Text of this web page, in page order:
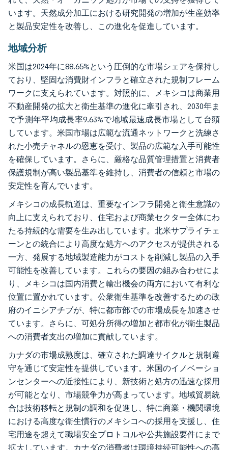
います。天然成分加工における研究開発の増加が生産効率
と製品安定性を改善し、この進化を促進しています。
地域分析
米国は2024年に88.65%という圧倒的な市場シェアを保持し
ており、堅固な消費財インフラと確立された規制フレーム
ワークに支えられています。対照的に、メキシコは商業用
不動産開発の拡大と衛生基準の進化に牽引され、2030年ま
で予測年平均成長率9.63%で地域最速成長市場として台頭
しています。米国市場は広範な流通ネットワークと洗練さ
れた小売チャネルの恩恵を受け、製品の広範な入手可能性
を確保しています。さらに、厳格な品質管理措置と消費者
保護規制が高い製品基準を維持し、消費者の信頼と市場の
安定性を育んでいます。
メキシコの成長軌道は、重要なインフラ開発と衛生意識の
向上に支えられており、住宅および商業セクター全体にわ
たる持続的な需要を生み出しています。北米サプライチェ
ーンとの統合により高度な処方へのアクセスが提供される
一方、発展する地域製造能力がコストを削減し製品の入手
可能性を改善しています。これらの要因の組み合わせによ
り、メキシコは国内消費と輸出機会の両方において有利な
位置に置かれています。公衆衛生基準を改善するための政
府のイニシアチブが、特に都市部での市場成長を加速させ
ています。さらに、可処分所得の増加と都市化が衛生製品
への消費者支出の増加に貢献しています。
カナダの市場成熟度は、確立された調達サイクルと規制遵
守を通じて安定性を提供しています。米国のイノベーショ
ンセンターへの近接性により、新技術と処方の迅速な採用
が可能となり、市場競争力が高まっています。地域貿易統
合は技術移転と規制の調和を促進し、特に商業・機関環境
における高度な衛生慣行のメキシコへの採用を支援し、住
宅用途を超えて職場安全プロトコルや公共施設要件にまで
拡大しています。カナダの消費者は環境持続可能性への高